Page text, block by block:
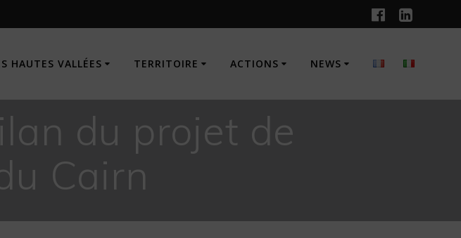
HAUTES VALLÉES TERRITOIRE ACTIONS NEWS
du projet de
Cairn